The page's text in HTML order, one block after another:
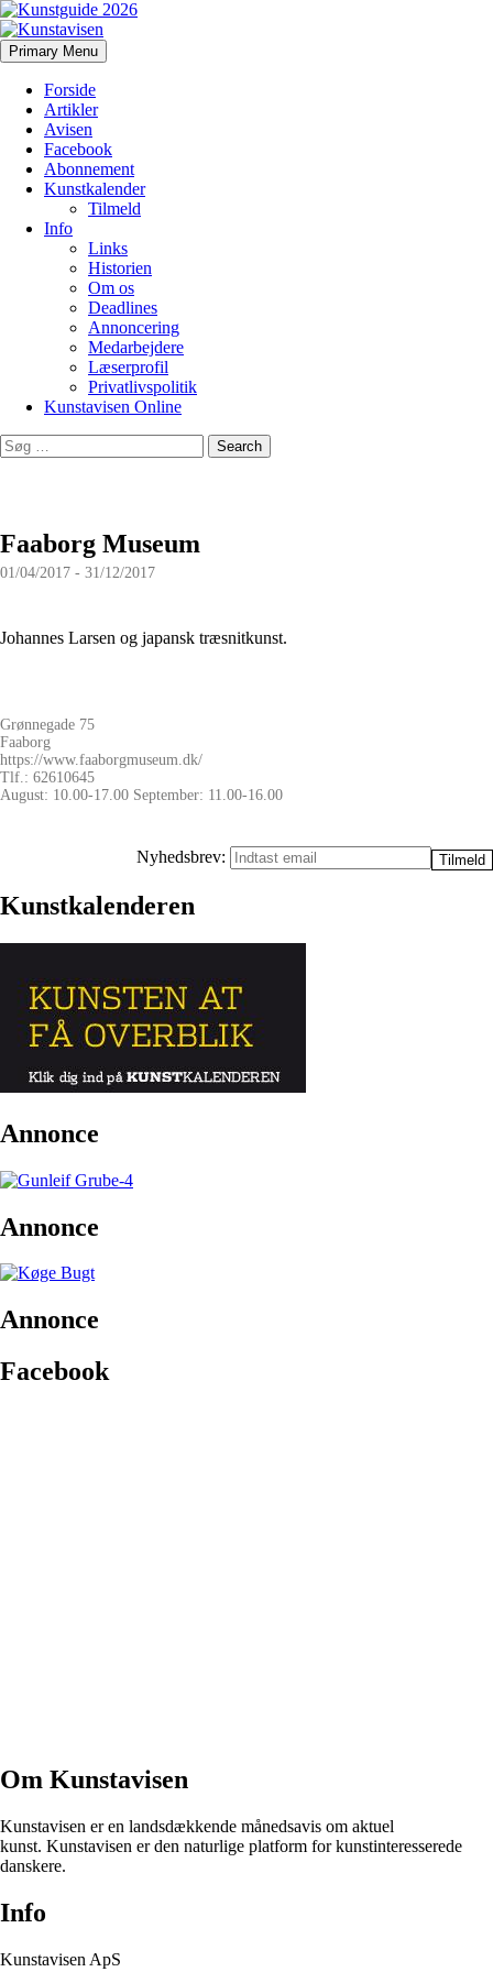
Kunstavisen
Search
Primary Menu Skip
to
Forside
Artikler
Avisen
Facebook
Abonnement
Kunstkalender
Tilmeld
Info
Links
Historien
Om os
Deadlines
Annoncering
Medarbejdere
Læserprofil
Privatlivspolitik
Kunstavisen Online
Search
for:
Faaborg Museum
01/04/2017 - 31/12/2017
Johannes Larsen og japansk træsnitkunst.
Grønnegade 75
Faaborg
https://www.faaborgmuseum.dk/
Tlf.: 62610645
August: 10.00-17.00 September: 11.00-16.00
Nyhedsbrev:
Kunstkalenderen
Annonce
Annonce
Annonce
Facebook
Om Kunstavisen
Kunstavisen er en landsdækkende månedsavis om aktuel
kunst. Kunstavisen er den naturlige platform for kunstinteresserede
danskere.
Info
Kunstavisen ApS